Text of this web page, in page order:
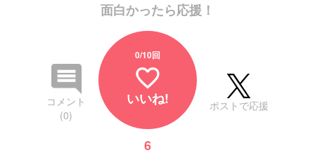
面白かったら応援！
コメント
(0)
0/10回
favorite_border
いいね!
6
ポストで応援